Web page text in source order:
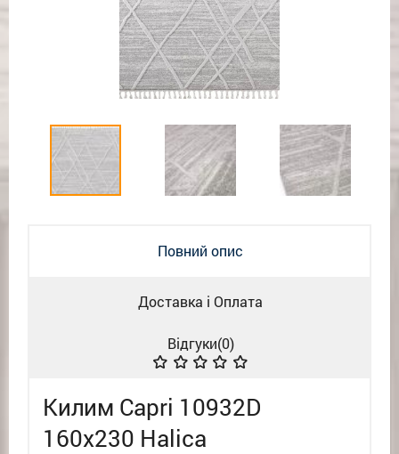
Повний опис
Доставка і Оплата
Відгуки(0)
Килим Capri 10932D
160x230 Halica